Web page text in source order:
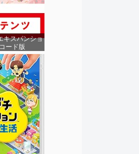
キスパンショ
ード版